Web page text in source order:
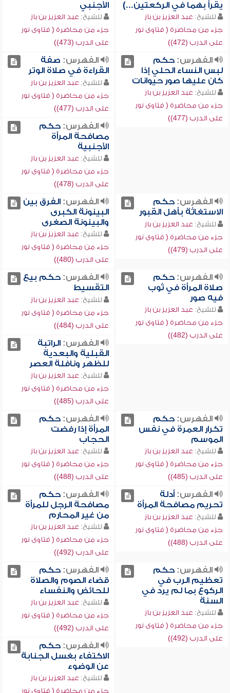
يقرأ بهما في الركعتين...)
للشيخ: عبد العزيز بن باز
جزء من محاضرة ( فتاوى نور
على الدرب (472))
الأجنبي
للشيخ: عبد العزيز بن باز
جزء من محاضرة ( فتاوى نور
على الدرب (473))
الفهرس:حكم
لبس النساء الحلي إذا
كان عليها صور حيوانات
للشيخ: عبد العزيز بن باز
جزء من محاضرة ( فتاوى نور
على الدرب (477))
الفهرس: صفة
القراءة في صلاة الوتر
للشيخ: عبد العزيز بن باز
جزء من محاضرة ( فتاوى نور
على الدرب (477))
الفهرس:حكم
مصافحة المرأة
الأجنبية
للشيخ: عبد العزيز بن باز
جزء من محاضرة ( فتاوى نور
على الدرب (478))
الفهرس:حكم
الاستغاثة بأهل القبور
للشيخ: عبد العزيز بن باز
جزء من محاضرة ( فتاوى نور
على الدرب (479))
الفهرس:الفرق بين
البينونة الكبرى
والبينونة الصغرى
للشيخ: عبد العزيز بن باز
جزء من محاضرة ( فتاوى نور
على الدرب (480))
الفهرس:حكم
صلاة المرأة في ثوب
فيه صور
للشيخ: عبد العزيز بن باز
جزء من محاضرة ( فتاوى نور
على الدرب (482))
الفهرس:حكم بيع
التقسيط
للشيخ: عبد العزيز بن باز
جزء من محاضرة ( فتاوى نور
على الدرب (484))
الفهرس:الراتبة
القبلية والبعدية
للظهر ونافلة العصر
للشيخ: عبد العزيز بن باز
جزء من محاضرة ( فتاوى نور
على الدرب (485))
الفهرس:حكم
تكرار العمرة في نفس
الموسم
للشيخ: عبد العزيز بن باز
جزء من محاضرة ( فتاوى نور
على الدرب (485))
الفهرس:حكم
المرأة إذا رفضت
الحجاب
للشيخ: عبد العزيز بن باز
جزء من محاضرة ( فتاوى نور
على الدرب (488))
الفهرس:أدلة
تحريم مصافحة المرأة
للشيخ: عبد العزيز بن باز
جزء من محاضرة ( فتاوى نور
على الدرب (488))
الفهرس:حكم
مصافحة الرجل للمرأة
من غير المحارم
للشيخ: عبد العزيز بن باز
جزء من محاضرة ( فتاوى نور
على الدرب (492))
الفهرس:حكم
تعظيم الرب في
الركوع بما لم يرد في
السنة
للشيخ: عبد العزيز بن باز
جزء من محاضرة ( فتاوى نور
على الدرب (492))
الفهرس:حكم
قضاء الصوم والصلاة
للحائض والنفساء
للشيخ: عبد العزيز بن باز
جزء من محاضرة ( فتاوى نور
على الدرب (492))
الفهرس:حكم
الاكتفاء بغسل الجنابة
عن الوضوء
للشيخ: عبد العزيز بن باز
جزء من محاضرة ( فتاوى نور